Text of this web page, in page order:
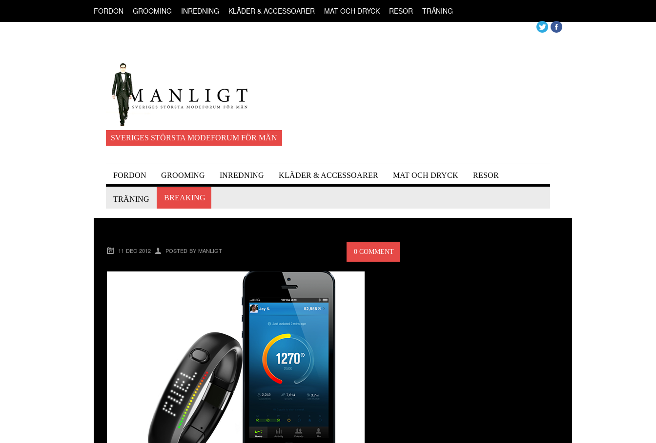
FORDON GROOMING INREDNING KLÄDER & ACCESSOARER MAT OCH DRYCK RESOR TRÄNING
SVERIGES STÖRSTA MODEFORUM FÖR MÄN
FORDON GROOMING INREDNING KLÄDER & ACCESSOARER MAT OCH DRYCK RESOR
TRÄNING BREAKING
0 COMMENT
11 DEC 2012 POSTED BY MANLIGT